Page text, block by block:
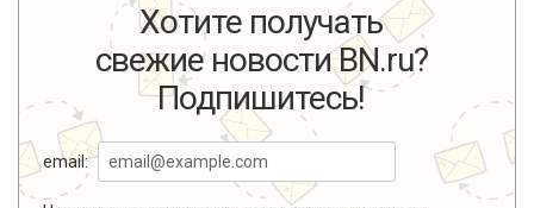
Хотите получать
свежие новости BN.ru?
Подпишитесь!
email: